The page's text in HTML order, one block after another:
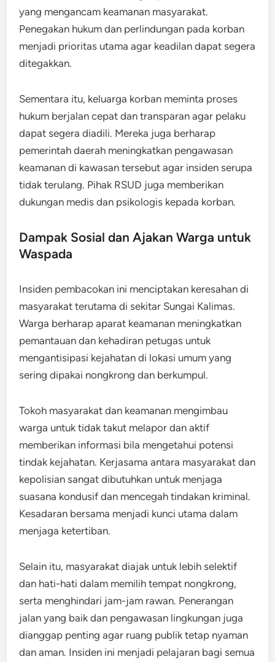
yang mengancam keamanan masyarakat.
Penegakan hukum dan perlindungan pada korban
menjadi prioritas utama agar keadilan dapat segera
ditegakkan.
Sementara itu, keluarga korban meminta proses
hukum berjalan cepat dan transparan agar pelaku
dapat segera diadili. Mereka juga berharap
pemerintah daerah meningkatkan pengawasan
keamanan di kawasan tersebut agar insiden serupa
tidak terulang. Pihak RSUD juga memberikan
dukungan medis dan psikologis kepada korban.
Dampak Sosial dan Ajakan Warga untuk
Waspada
Insiden pembacokan ini menciptakan keresahan di
masyarakat terutama di sekitar Sungai Kalimas.
Warga berharap aparat keamanan meningkatkan
pemantauan dan kehadiran petugas untuk
mengantisipasi kejahatan di lokasi umum yang
sering dipakai nongkrong dan berkumpul.
Tokoh masyarakat dan keamanan mengimbau
warga untuk tidak takut melapor dan aktif
memberikan informasi bila mengetahui potensi
tindak kejahatan. Kerjasama antara masyarakat dan
kepolisian sangat dibutuhkan untuk menjaga
suasana kondusif dan mencegah tindakan kriminal.
Kesadaran bersama menjadi kunci utama dalam
menjaga ketertiban.
Selain itu, masyarakat diajak untuk lebih selektif
dan hati-hati dalam memilih tempat nongkrong,
serta menghindari jam-jam rawan. Penerangan
jalan yang baik dan pengawasan lingkungan juga
dianggap penting agar ruang publik tetap nyaman
dan aman. Insiden ini menjadi pelajaran bagi semua